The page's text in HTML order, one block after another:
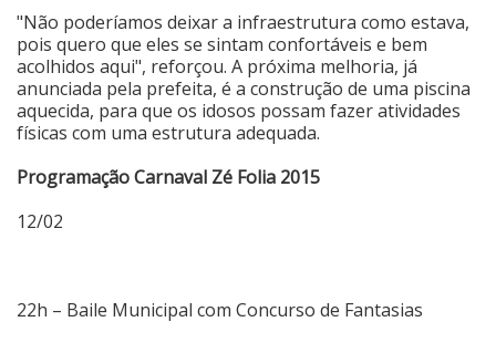
"Não poderíamos deixar a infraestrutura como estava,
pois quero que eles se sintam confortáveis e bem
acolhidos aqui", reforçou. A próxima melhoria, já
anunciada pela prefeita, é a construção de uma piscina
aquecida, para que os idosos possam fazer atividades
físicas com uma estrutura adequada.
Programação Carnaval Zé Folia 2015
12/02
22h – Baile Municipal com Concurso de Fantasias